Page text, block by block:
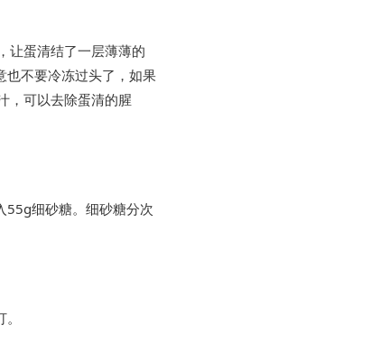
让蛋清结了一层薄薄的
也不要冷冻过头了，如果
，可以去除蛋清的腥
55g细砂糖。细砂糖分次